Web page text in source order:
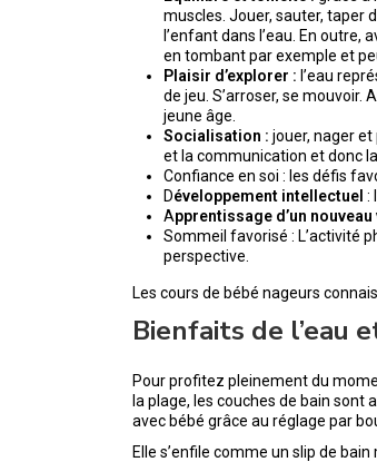
muscles. Jouer, sauter, taper
l’enfant dans l’eau. En outre,
en tombant par exemple et
Plaisir d’explorer : l’eau
de jeu. S’arroser, se
jeune âge.
Socialisation :jouer, nager
et la communication et donc
Confiance en soi : les défis
Développement intellectuel :
Apprentissage d’un
Sommeil favorisé : L’activité
perspective.
Les cours de bébé nageurs
Bienfaits de l’eau
Pour profitez pleinement du
la plage, les couches de bain sont
avec bébé grâce au réglage par
Elle s’enfile comme un slip de